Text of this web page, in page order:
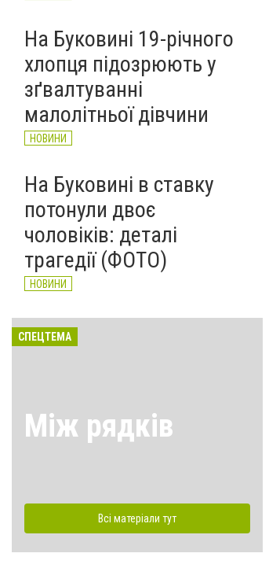
На Буковині 19-річного
хлопця підозрюють у
зґвалтуванні
малолітньої дівчини
НОВИНИ
На Буковині в ставку
потонули двоє
чоловіків: деталі
трагедії (ФОТО)
НОВИНИ
СПЕЦТЕМА
Між рядків
Всі матеріали тут